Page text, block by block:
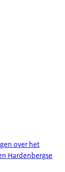
over het
Hardenbergse